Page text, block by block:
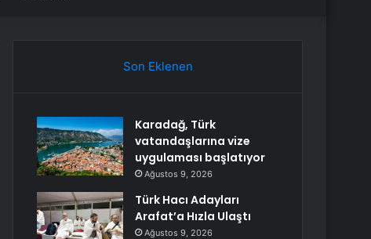
Son Eklenen
Karadağ, Türk
vatandaşlarına vize
uygulaması başlatıyor
Ağustos 9, 2026
Türk Hacı Adayları
Arafat’a Hızla Ulaştı
Ağustos 9, 2026